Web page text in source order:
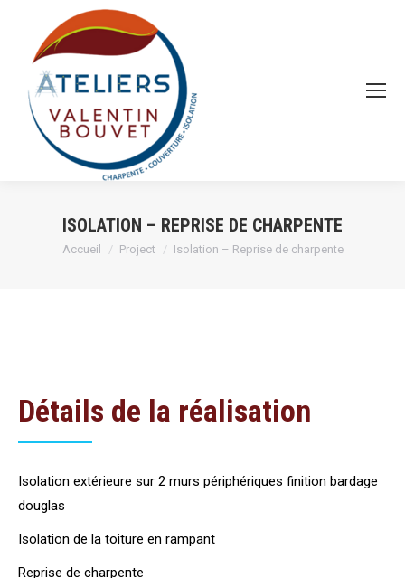
ISOLATION – REPRISE DE CHARPENTE
Vous êtes ici :
Accueil Project Isolation – Reprise de charpente
Détails de la réalisation
Isolation extérieure sur 2 murs périphériques finition bardage
douglas
Isolation de la toiture en rampant
Reprise de charpente